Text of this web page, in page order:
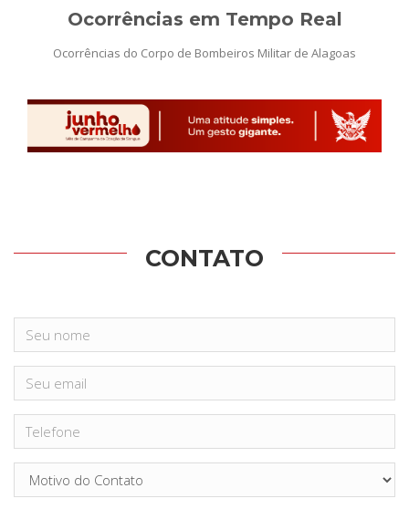
Ocorrências em Tempo Real
Ocorrências do Corpo de Bombeiros Militar de Alagoas
CONTATO